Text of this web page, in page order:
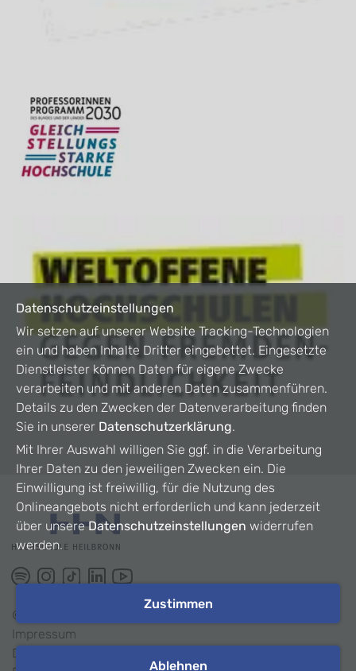
©
Impressum
Datenschutz
Datenschutzeinstellungen
Wir setzen auf unserer Website Tracking-Technologien
ein und haben Inhalte Dritter eingebettet. Eingesetzte
Dienstleister können Daten für eigene Zwecke
verarbeiten und mit anderen Daten zusammenführen.
Details zu den Zwecken der Datenverarbeitung finden
Sie in unserer Datenschutzerklärung.
Mit Ihrer Auswahl willigen Sie ggf. in die Verarbeitung
Ihrer Daten zu den jeweiligen Zwecken ein. Die
Einwilligung ist freiwillig, für die Nutzung des
Onlineangebots nicht erforderlich und kann jederzeit
über unsereDatenschutzeinstellungen widerrufen
werden.
Zustimmen
Ablehnen